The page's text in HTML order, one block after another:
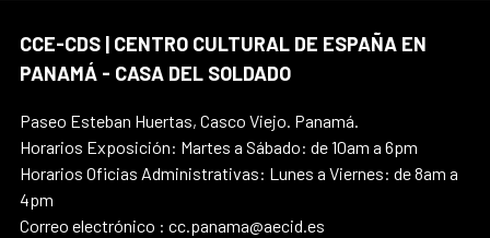
CCE-CDS | CENTRO CULTURAL DE ESPAÑA EN
PANAMÁ - CASA DEL SOLDADO
Paseo Esteban Huertas, Casco Viejo. Panamá.
Horarios Exposición: Martes a Sábado: de 10am a 6pm
Horarios Oficias Administrativas: Lunes a Viernes: de 8am a
4pm
Correo electrónico : cc.panama@aecid.es